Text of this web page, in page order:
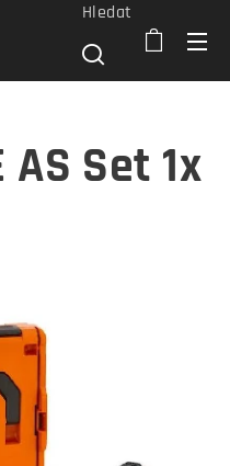
Hledat
AS Set 1x